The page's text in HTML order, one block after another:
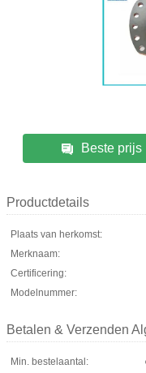
Beste prijs
Productdetails
Plaats van herkomst:
Merknaam:
Certificering:
Modelnummer:
Betalen & Verzenden
Min. bestelaantal: